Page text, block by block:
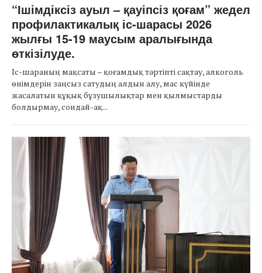
“Ішімдіксіз ауыл – қауіпсіз қоғам” жедел
профилактикалық іс-шарасы 2026
жылғы 15-19 маусым аралығында
өткізілуде.
Іс-шараның мақсаты – қоғамдық тәртіпті сақтау, алкоголь
өнімдерін заңсыз сатудың алдын алу, мас күйінде
жасалатын құқық бұзушылықтар мен қылмыстарды
болдырмау, сондай-ақ...